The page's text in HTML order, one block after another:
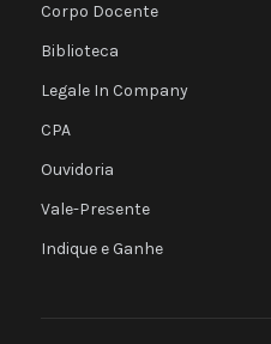
Corpo Docente
Biblioteca
Legale In Company
CPA
Ouvidoria
Vale-Presente
Indique e Ganhe